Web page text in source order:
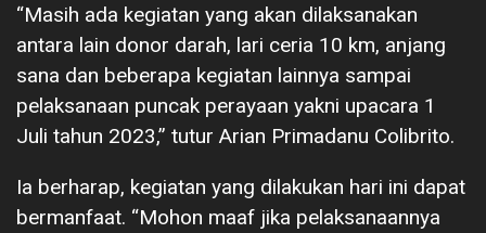
“Masih ada kegiatan yang akan dilaksanakan
antara lain donor darah, lari ceria 10 km, anjang
sana dan beberapa kegiatan lainnya sampai
pelaksanaan puncak perayaan yakni upacara 1
Juli tahun 2023,” tutur Arian Primadanu Colibrito.
Ia berharap, kegiatan yang dilakukan hari ini dapat
bermanfaat. “Mohon maaf jika pelaksanaannya